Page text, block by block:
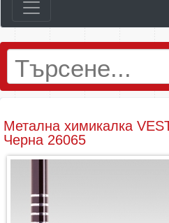
Метална химикалка
Черна 26065